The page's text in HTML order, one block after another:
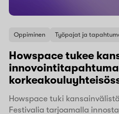
Oppiminen Työpajat ja
Howspace tukee
Howspace tuki
Festivalia tarjoamalla